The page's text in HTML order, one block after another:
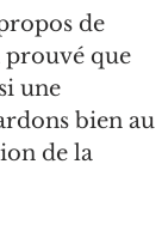
de
prouvé que
une
bien au
de la